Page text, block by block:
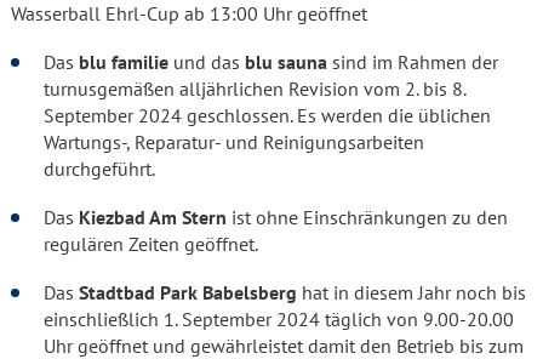
Wasserball Ehrl-Cup ab 13:00 Uhr geöffnet
Das blu familie und das blu sauna sind im Rahmen der
turnusgemäßen alljährlichen Revision vom 2. bis 8.
September 2024 geschlossen. Es werden die üblichen
Wartungs-, Reparatur- und Reinigungsarbeiten
durchgeführt.
Das Kiezbad Am Stern ist ohne Einschränkungen zu den
regulären Zeiten geöffnet.
Das Stadtbad Park Babelsberg hat in diesem Jahr noch bis
einschließlich 1. September 2024 täglich von 9.00-20.00
Uhr geöffnet und gewährleistet damit den Betrieb bis zum